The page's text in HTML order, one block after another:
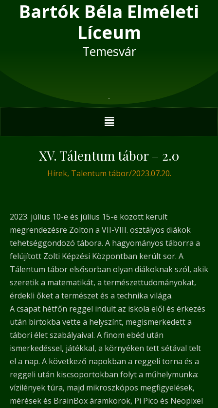
Bartók Béla Elméleti
Líceum
Temesvár
Menu
XV. Tálentum tábor – 2.0
Hírek, Talentum tábor/2023.07.20.
2023. július 10-e és július 15-e között került
megrendezésre Zolton a VII-VIII. osztályos diákok
tehetséggondozó tábora. A hagyományos táborra a
felújított Zolti Képzési Központban került sor. A
Tálentum tábor elsősorban olyan diákoknak szól, akik
szeretik a matematikát, a természettudományokat,
érdekli őket a természet és a technika világa.
A csapat hétfőn reggel indult az iskola elől és érkezés
után birtokba vette a helyszínt, megismerkedett a
tábori élet szabályaival. A finom ebéd után
ismerkedéssel, játékkal, a környéken tett sétával telt
el a nap. A következő napokban a reggeli torna és a
reggeli után kiscsoportokban folyt a műhelymunka:
vízilények túra, majd mikroszkópos megfigyelések,
mérések és BrainBox áramkörök, Pi Pico és Neopixel
Post
navigation